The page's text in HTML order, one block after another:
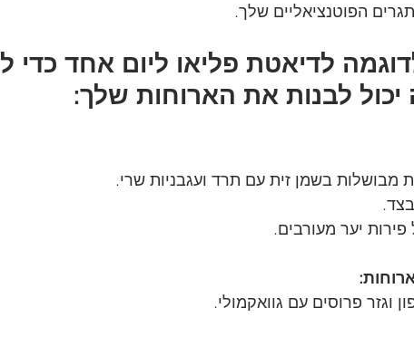
הפוטנציאליים שלך.
לדיאטת פליאו ליום אחד כדי
לבנות את הארוחות שלך:
מבושלות בשמן זית עם תרד ועגבניות שרי.
יער מעורבים.
וגזר פרוסים עם גוואקמולי.